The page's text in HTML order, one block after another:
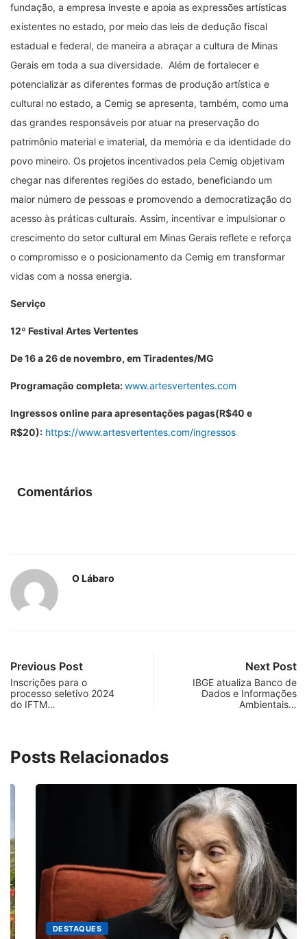
fundação, a empresa investe e apoia as expressões artísticas
existentes no estado, por meio das leis de dedução fiscal
estadual e federal, de maneira a abraçar a cultura de Minas
Gerais em toda a sua diversidade. Além de fortalecer e
potencializar as diferentes formas de produção artística e
cultural no estado, a Cemig se apresenta, também, como uma
das grandes responsáveis por atuar na preservação do
patrimônio material e imaterial, da memória e da identidade do
povo mineiro. Os projetos incentivados pela Cemig objetivam
chegar nas diferentes regiões do estado, beneficiando um
maior número de pessoas e promovendo a democratização do
acesso às práticas culturais. Assim, incentivar e impulsionar o
crescimento do setor cultural em Minas Gerais reflete e reforça
o compromisso e o posicionamento da Cemig em transformar
vidas com a nossa energia.
Serviço
12º Festival Artes Vertentes
De 16 a 26 de novembro, em Tiradentes/MG
Programação completa:www.artesvertentes.com
Ingressos online para apresentações pagas(R$40 e
R$20): https://www.artesvertentes.com/ingressos
Comentários
O Lábaro
Previous Post
Inscrições para o
processo seletivo 2024
do IFTM…
Next Post
IBGE atualiza Banco de
Dados e Informações
Ambientais…
Posts Relacionados
DESTAQUES